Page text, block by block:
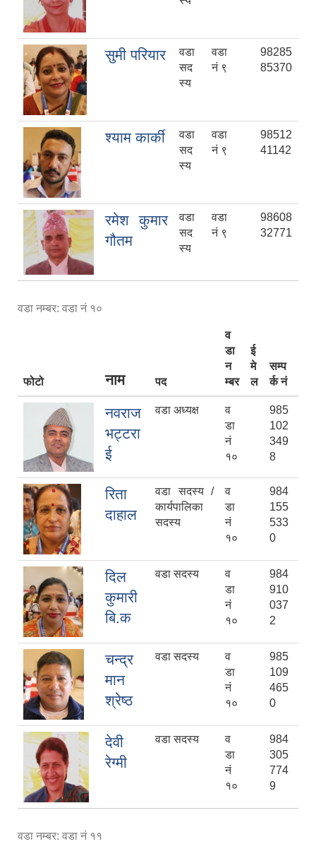
सुमी परियार
वडा
सद
स्य
वडा
नं ९
98285
85370
श्याम कार्की
वडा
सद
स्य
वडा
नं ९
98512
41142
रमेश कुमार
गौतम
वडा
सद
स्य
वडा
नं ९
98608
32771
वडा नम्बर: वडा नं १०
फोटो नाम पद
व
डा
न
म्बर
ई
मे
ल
सम्प
र्क नं
नवराज
भट्टरा
ई
वडा अध्यक्ष
व
डा
नं
१०
985
102
349
8
रिता
दाहाल
वडा सदस्य /
कार्यपालिका
सदस्य
व
डा
नं
१०
984
155
533
0
दिल
कुमारी
बि.क
वडा सदस्य
व
डा
नं
१०
984
910
037
2
चन्द्र
मान
श्रेष्ठ
वडा सदस्य
व
डा
नं
१०
985
109
465
0
देवी
रेग्मी
वडा सदस्य
व
डा
नं
१०
984
305
774
9
वडा नम्बर: वडा नं ११